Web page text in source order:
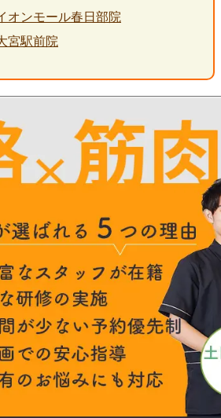
オンモール春日部院
宮駅前院